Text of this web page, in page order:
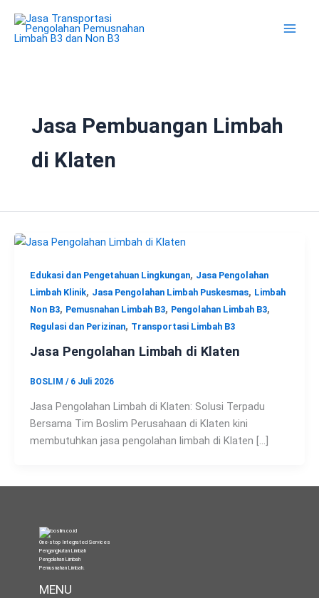
konten
Jasa Pembuangan Limbah
di Klaten
Edukasi dan Pengetahuan Lingkungan, Jasa Pengolahan
Limbah Klinik, Jasa Pengolahan Limbah Puskesmas, Limbah
Non B3, Pemusnahan Limbah B3, Pengolahan Limbah B3,
Regulasi dan Perizinan, Transportasi Limbah B3
Jasa Pengolahan Limbah di Klaten
BOSLIM / 6 Juli 2026
Jasa Pengolahan Limbah di Klaten: Solusi Terpadu
Bersama Tim Boslim Perusahaan di Klaten kini
membutuhkan jasa pengolahan limbah di Klaten […]
One-stop Integrated Services
Pengangkutan Limbah
Pengolahan Limbah
Pemusnahan Limbah.
MENU